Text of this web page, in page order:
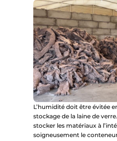
L’humidité doit être évitée
stockage de la laine de
stocker les matériaux à
soigneusement le